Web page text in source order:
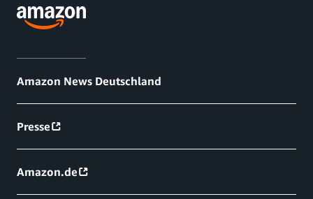
Amazon News Deutschland
Presse
Amazon.de